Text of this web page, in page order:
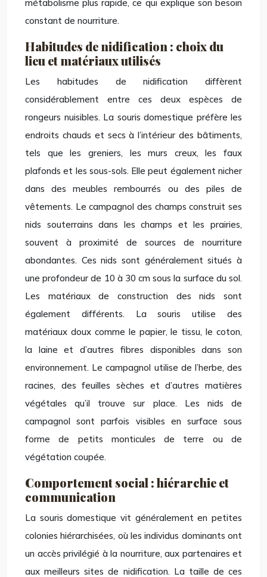
métabolisme plus rapide, ce qui explique son besoin
constant de nourriture.
Habitudes de nidification : choix du
lieu et matériaux utilisés
Les habitudes de nidification diffèrent
considérablement entre ces deux espèces de
rongeurs nuisibles. La souris domestique préfère les
endroits chauds et secs à l’intérieur des bâtiments,
tels que les greniers, les murs creux, les faux
plafonds et les sous-sols. Elle peut également nicher
dans des meubles rembourrés ou des piles de
vêtements. Le campagnol des champs construit ses
nids souterrains dans les champs et les prairies,
souvent à proximité de sources de nourriture
abondantes. Ces nids sont généralement situés à
une profondeur de 10 à 30 cm sous la surface du sol.
Les matériaux de construction des nids sont
également différents. La souris utilise des
matériaux doux comme le papier, le tissu, le coton,
la laine et d’autres fibres disponibles dans son
environnement. Le campagnol utilise de l’herbe, des
racines, des feuilles sèches et d’autres matières
végétales qu’il trouve sur place. Les nids de
campagnol sont parfois visibles en surface sous
forme de petits monticules de terre ou de
végétation coupée.
Comportement social : hiérarchie et
communication
La souris domestique vit généralement en petites
colonies hiérarchisées, où les individus dominants ont
un accès privilégié à la nourriture, aux partenaires et
aux meilleurs sites de nidification. La taille de ces